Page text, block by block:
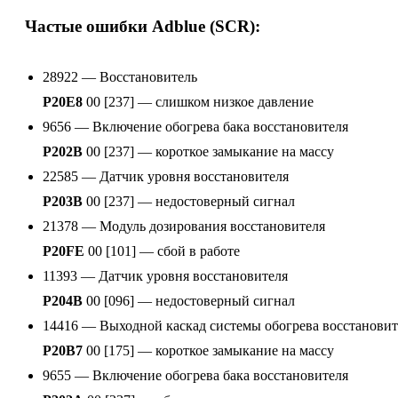
Частые ошибки Adblue (SCR):
28922 — Восстановитель
P20E8 00 [237] — слишком низкое давление
9656 — Включение обогрева бака восстановителя
P202B 00 [237] — короткое замыкание на массу
22585 — Датчик уровня восстановителя
P203B 00 [237] — недостоверный сигнал
21378 — Модуль дозирования восстановителя
P20FE 00 [101] — сбой в работе
11393 — Датчик уровня восстановителя
P204B 00 [096] — недостоверный сигнал
14416 — Выходной каскад системы обогрева
P20B7 00 [175] — короткое замыкание на массу
9655 — Включение обогрева бака восстановителя